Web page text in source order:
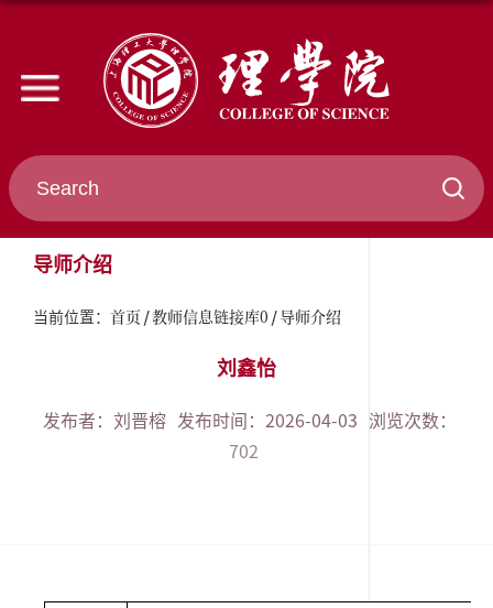
导师介绍
当前位置： 首页 教师信息链接库0 导师介绍
刘鑫怡
发布者：刘晋榕 发布时间：2026-04-03
浏览次数：
702